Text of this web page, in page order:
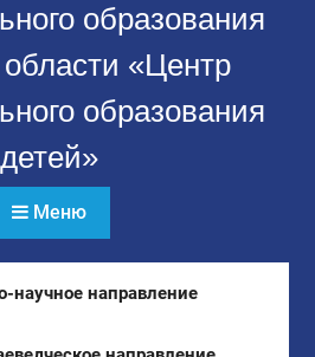
образования
«Центр
образования
детей»
Меню
научное направление